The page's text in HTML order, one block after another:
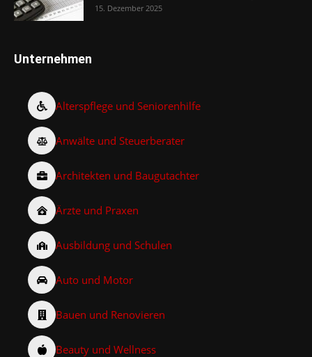
15. Dezember 2025
Unternehmen
Alterspflege und Seniorenhilfe
Anwälte und Steuerberater
Architekten und Baugutachter
Ärzte und Praxen
Ausbildung und Schulen
Auto und Motor
Bauen und Renovieren
Beauty und Wellness